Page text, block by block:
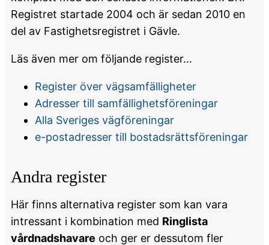
Registret startade 2004 och är sedan 2010 en
del av Fastighetsregistret i Gävle.
Läs även mer om följande register…
Register över vägsamfälligheter
Adresser till samfällighetsföreningar
Alla Sveriges vägföreningar
e-postadresser till bostadsrättsföreningar
Andra register
Här finns alternativa register som kan vara
intressant i kombination med Ringlista
vårdnadshavare och ger er dessutom fler